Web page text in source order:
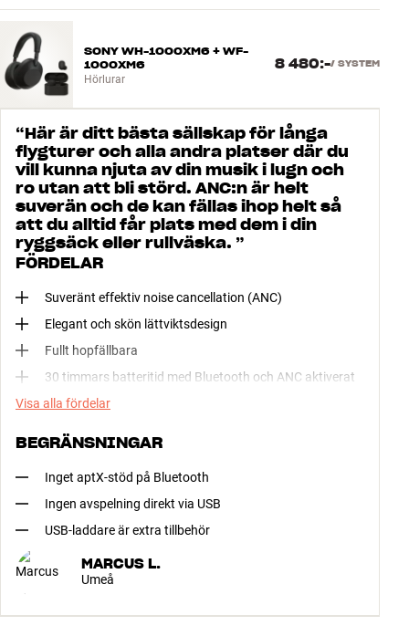
SONY WH-1000XM6 + WF-
1000XM6
Hörlurar
8 480:-/ SYSTEM
“Här är ditt bästa sällskap för långa
flygturer och alla andra platser där du
vill kunna njuta av din musik i lugn och
ro utan att bli störd. ANC:n är helt
suverän och de kan fällas ihop helt så
att du alltid får plats med dem i din
ryggsäck eller rullväska. ”
FÖRDELAR
Suveränt effektiv noise cancellation (ANC)
Elegant och skön lättviktsdesign
Fullt hopfällbara
30 timmars batteritid med Bluetooth och ANC aktiverat
Visa alla fördelar
BEGRÄNSNINGAR
Inget aptX-stöd på Bluetooth
Ingen avspelning direkt via USB
USB-laddare är extra tillbehör
MARCUS L.
Umeå